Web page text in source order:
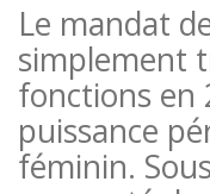
Le mandat
simplement
fonctions en
puissance
féminin.